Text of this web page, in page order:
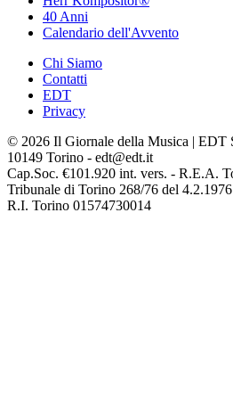
40 Anni
Calendario dell'Avvento
Chi Siamo
Contatti
EDT
Privacy
© 2026 Il Giornale della Musica | EDT
10149 Torino - edt@edt.it
Cap.Soc. €101.920 int. vers. - R.E.A.
Tribunale di Torino 268/76 del
R.I. Torino 01574730014